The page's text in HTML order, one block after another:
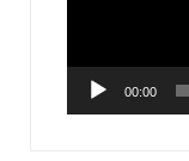
00:00